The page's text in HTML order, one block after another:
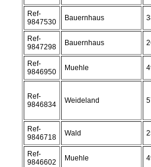
Ref-
9847530
Bauernhaus
Ref-
9847298
Bauernhaus
Ref-
9846950
Muehle
Ref-
9846834
Weideland
Ref-
9846718
Wald
Ref-
9846602
Muehle